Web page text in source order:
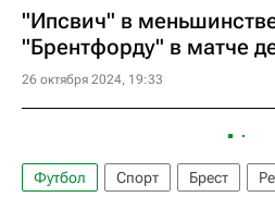
"Ипсвич" в
"Брентфорду" в матче
26 октября 2024, 19:33
Футбол Спорт Брест